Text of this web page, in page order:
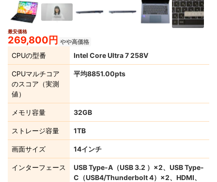
最安価格
269,800円 やや高価格
CPUの型番 Intel Core Ultra 7 258V
CPUマルチコア
のスコア（実測
値）
平均8851.00pts
メモリ容量 32GB
ストレージ容量 1TB
画面サイズ 14インチ
インターフェース
USB Type-A（USB 3.2 ）×2、USB Type-
C（USB4/Thunderbolt 4）×2、HDMI、